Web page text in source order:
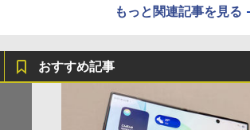
もっと関連記事を見る
おすすめ記事